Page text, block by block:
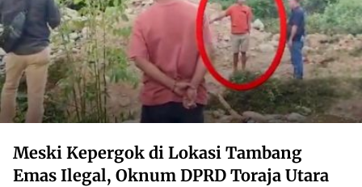
Meski Kepergok di Lokasi Tambang
Emas Ilegal, Oknum DPRD Toraja Utara